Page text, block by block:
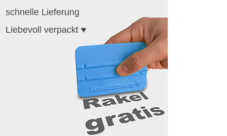
schnelle Lieferung
Liebevoll verpackt ♥